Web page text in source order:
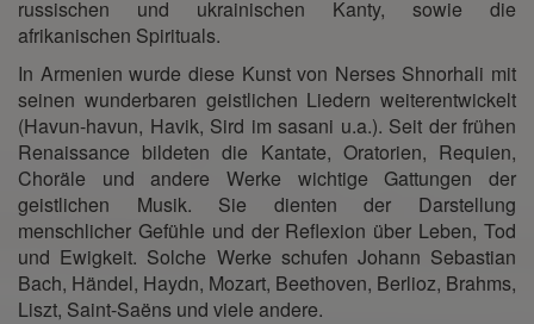
russischen und ukrainischen Kanty, sowie die
afrikanischen Spirituals.
In Armenien wurde diese Kunst von Nerses Shnorhali mit
seinen wunderbaren geistlichen Liedern weiterentwickelt
(Havun-havun, Havik, Sird im sasani u.a.). Seit der frühen
Renaissance bildeten die Kantate, Oratorien, Requien,
Choräle und andere Werke wichtige Gattungen der
geistlichen Musik. Sie dienten der Darstellung
menschlicher Gefühle und der Reflexion über Leben, Tod
und Ewigkeit. Solche Werke schufen Johann Sebastian
Bach, Händel, Haydn, Mozart, Beethoven, Berlioz, Brahms,
Liszt, Saint-Saëns und viele andere.